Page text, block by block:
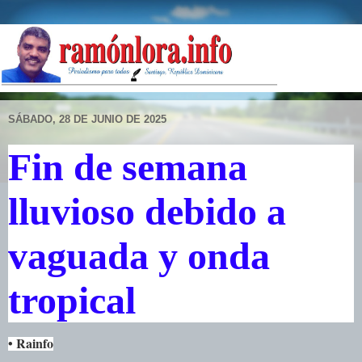
SÁBADO, 28 DE JUNIO DE 2025
Fin de semana
lluvioso debido a
vaguada y onda
tropical
• Rainfo